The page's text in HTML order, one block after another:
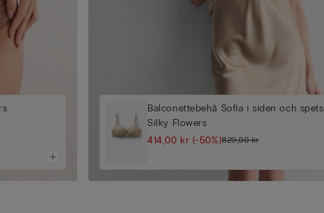
Balconettebehå Sofia i siden och spets
Silky Flowers
414,00 kr (-50%)829,00 kr